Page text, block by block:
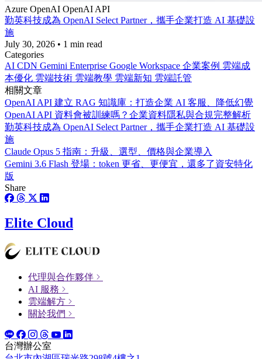
Azure OpenAI OpenAI API
勤英科技成為 OpenAI Select Partner，攜手企業打造 AI 基礎設
施
July 30, 2026 • 1 min read
Categories
AI CDN Gemini Enterprise Google Workspace 企業案例 雲端成
本優化 雲端技術 雲端教學 雲端新知 雲端託管
相關文章
OpenAI API 建立 RAG 知識庫：打造企業 AI 客服、降低幻覺
OpenAI API 資料會被訓練嗎？企業資料隱私與合規完整解析
勤英科技成為 OpenAI Select Partner，攜手企業打造 AI 基礎設
施
Claude Opus 5 指南：升級、選型、價格與企業導入
Gemini 3.6 Flash 登場：token 更省、更便宜，還多了資安特化
版
Share
Elite Cloud
代理與合作夥伴
AI 服務
雲端解方
關於我們
台灣辦公室